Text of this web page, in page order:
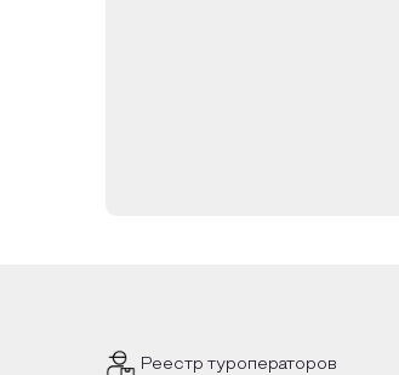
Реестр туроператоров